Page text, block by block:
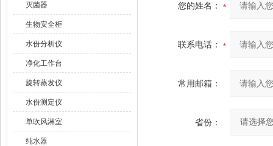
灭菌器
生物安全柜
水份分析仪
净化工作台
旋转蒸发仪
水份测定仪
单吹风淋室
纯水器
您的姓名：
联系电话：
常用邮箱：
省份：